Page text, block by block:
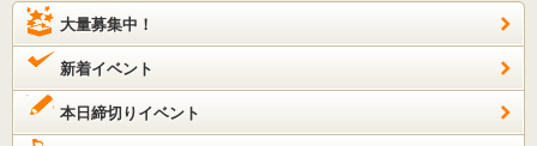
大量募集中！
新着イベント
本日締切りイベント